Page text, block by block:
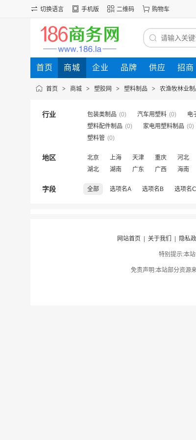
切换语言 手机版 二维码 购物车
首页 商城 企业 品牌 供应 招商
首页 > 商城 > 塑胶网 > 塑料制品 > 农渔牧林业制
行业 包装类制品 (0) 汽车用塑料 (0) 电
塑料配件制品 (0) 家电用塑料制品 (0)
塑料管 (0)
地区 北京 上海 天津 重庆 河北
湖北
湖南 广东 广西 海南
字段 全部 选项名A 选项名B 选项名C
网站首页 关于我们 隐私
特别提示:本
免责声明:本站部分资源